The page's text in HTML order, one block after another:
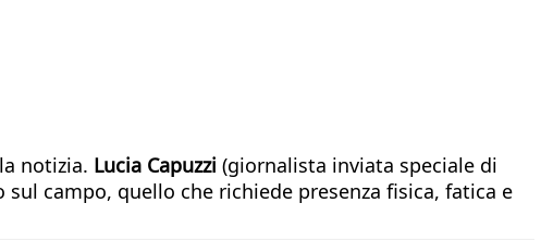
notizia. Lucia Capuzzi (giornalista inviata speciale di
campo, quello che richiede presenza fisica, fatica e